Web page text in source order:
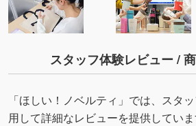
スタッフ体験レビュー /
「ほしい！ノベルティ」では、スタ
用して詳細なレビューを提供していま